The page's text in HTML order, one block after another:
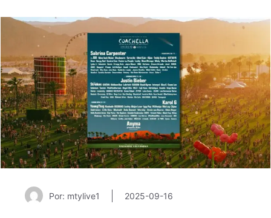
Por: mtylive1 2025-09-16